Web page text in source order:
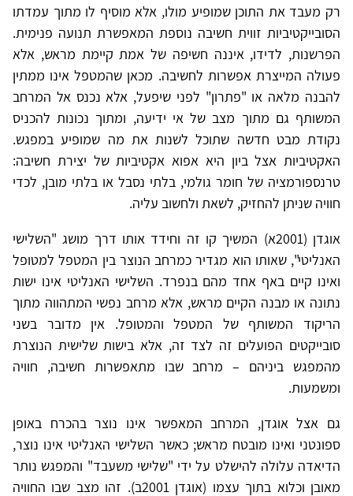
רק מעבד את התוכן שמופיע מולו, אלא מוסיף לו מתוך עמדתו
הסובייקטיביות זווית חשיבה נוספת המאפשרת תנועה פנימית.
הפרשנות, לדידו, איננה חשיפה של אמת קיימת מראש, אלא
פעולה המייצרת אפשרות לחשיבה. מכאן שהמטפל אינו ממתין
להבנה מלאה או "פתרון" לפני שיפעל, אלא נכנס אל המרחב
המשותף גם מתוך מצב של אי ידיעה, ומתוך נכונות להכניס
נקודת מבט חדשה שתוכל לשנות את מה שמופיע במפגש.
האקטיביות אצל ביון היא אפוא אקטיביות של יצירת חשיבה:
טרנספורמציה של חומר גולמי, בלתי נסבל או בלתי מובן, לכדי
חוויה שניתן להחזיק, לשאת ולחשוב עליה.
אוגדן (2001א) המשיך קו זה וחידד אותו דרך מושג "השלישי
האנליטי", שאותו הוא מגדיר כמרחב הנוצר בין המטפל למטופל
ואינו קיים באף אחד מהם בנפרד. השלישי האנליטי אינו ישות
נתונה או מבנה הקיים מראש, אלא מרחב נפשי המתהווה מתוך
הריקוד המשותף של המטפל והמטופל. אין מדובר בשני
סובייקטים הפועלים זה לצד זה, אלא בישות שלישית הנוצרת
מהמפגש ביניהם – מרחב שבו מתאפשרות חשיבה, חוויה
ומשמעות.
גם אצל אוגדן, המרחב המאפשר אינו נוצר בהכרח באופן
ספונטני ואינו מובטח מראש; כאשר השלישי האנליטי אינו נוצר,
הדיאדה עלולה להישלט על ידי "שלישי משעבד" והמפגש נותר
מאובן וכלוא בתוך עצמו (אוגדן 2001ב). זהו מצב שבו החוויה